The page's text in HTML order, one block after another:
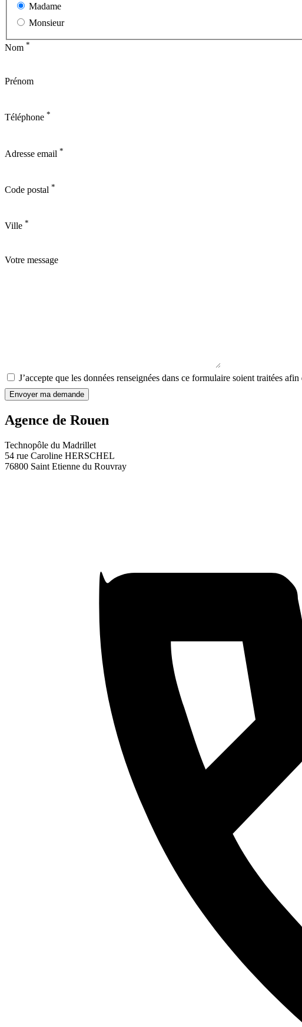
Madame
Monsieur
Nom *
Prénom
Téléphone *
Adresse email *
Code postal *
Ville *
Votre message
J’accepte que les données renseignées dans ce formulaire soient traitées
Envoyer ma demande
Agence de Rouen
Technopôle du Madrillet
54 rue Caroline HERSCHEL
76800 Saint Etienne du Rouvray